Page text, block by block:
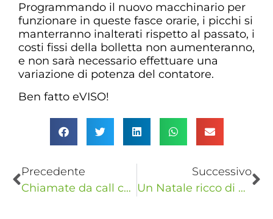
Programmando il nuovo macchinario per
funzionare in queste fasce orarie, i picchi si
manterranno inalterati rispetto al passato, i
costi fissi della bolletta non aumenteranno,
e non sarà necessario effettuare una
variazione di potenza del contatore.
Ben fatto eVISO!
Precedente
Chiamate da call center? Attenzione alle truffe!
Successivo
Un Natale ricco di emozioni…con eVISO!